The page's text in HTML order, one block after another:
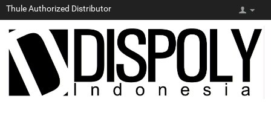
Thule Authorized Distributor